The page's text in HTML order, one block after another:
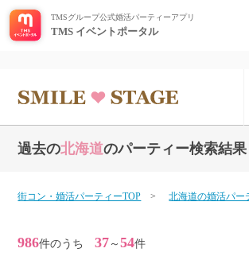
ログイン アカ
はじめての方へ
今週の婚活パーティー
婚活パーティーの流れ
TMSグループ公式婚活パーティーアプリ
TMS イベントポータル
過去の北海道のパーティー検索結果
街コン・婚活パーティーTOP 北海道の婚活パー
986件のうち37 ～54件